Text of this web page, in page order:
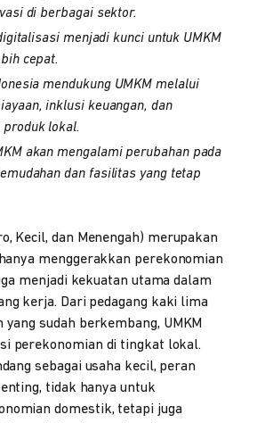
di berbagai sektor.
menjadi kunci untuk UMKM
cepat.
mendukung UMKM melalui
inklusi keuangan, dan
produk lokal.
akan mengalami perubahan pada
dan fasilitas yang tetap
Kecil, dan Menengah) merupakan
menggerakkan perekonomian
menjadi kekuatan utama dalam
kerja. Dari pedagang kaki lima
yang sudah berkembang, UMKM
perekonomian di tingkat lokal.
sebagai usaha kecil, peran
tidak hanya untuk
domestik, tetapi juga